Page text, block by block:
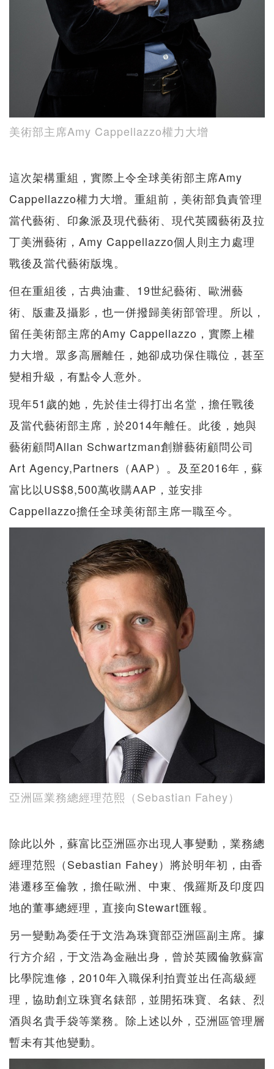
美術部主席Amy Cappellazzo權力大增
這次架構重組，實際上令全球美術部主席Amy
Cappellazzo權力大增。重組前，美術部負責管理
當代藝術、印象派及現代藝術、現代英國藝術及拉
丁美洲藝術，Amy Cappellazzo個人則主力處理
戰後及當代藝術版塊。
但在重組後，古典油畫、19世紀藝術、歐洲藝
術、版畫及攝影，也一併撥歸美術部管理。所以，
留任美術部主席的Amy Cappellazzo，實際上權
力大增。眾多高層離任，她卻成功保住職位，甚至
變相升級，有點令人意外。
現年51歲的她，先於佳士得打出名堂，擔任戰後
及當代藝術部主席，於2014年離任。此後，她與
藝術顧問Allan Schwartzman創辦藝術顧問公司
Art Agency,Partners（AAP）。及至2016年，蘇
富比以US$8,500萬收購AAP，並安排
Cappellazzo擔任全球美術部主席一職至今。
亞洲區業務總經理范熙（Sebastian Fahey）
除此以外，蘇富比亞洲區亦出現人事變動，業務總
經理范熙（Sebastian Fahey）將於明年初，由香
港遷移至倫敦，擔任歐洲、中東、俄羅斯及印度四
地的董事總經理，直接向Stewart匯報。
另一變動為委任于文浩為珠寶部亞洲區副主席。據
行方介紹，于文浩為金融出身，曾於英國倫敦蘇富
比學院進修，2010年入職保利拍賣並出任高級經
理，協助創立珠寶名錶部，並開拓珠寶、名錶、烈
酒與名貴手袋等業務。除上述以外，亞洲區管理層
暫未有其他變動。